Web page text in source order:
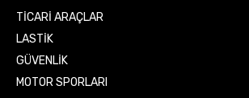
TİCARİ ARAÇLAR
LASTİK
GÜVENLİK
MOTOR SPORLARI